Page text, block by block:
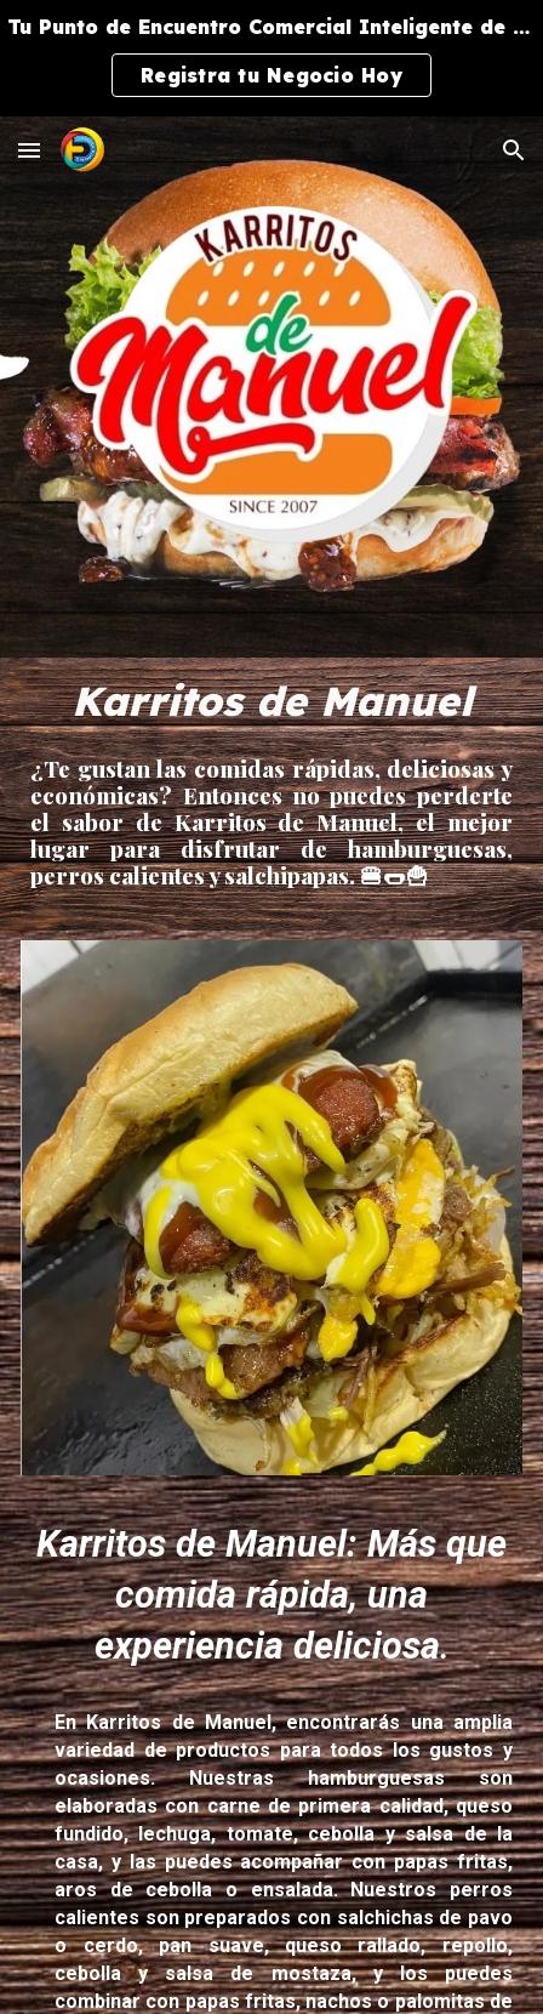
Skip to navigation
Tu Punto de Encuentro Comercial Inteligente de Negocios y Servicios
Registra tu Negocio Hoy
Karritos de Manuel
¿Te gustan las comidas rápidas, deliciosas y
económicas? Entonces no puedes perderte
el sabor de Karritos de Manuel, el mejor
lugar para disfrutar de hamburguesas,
perros calientes y salchipapas. 🍔🌭🍟
Karritos de Manuel: Más que
comida rápida, una
experiencia deliciosa.
En Karritos de Manuel, encontrarás una amplia
variedad de productos para todos los gustos y
ocasiones. Nuestras hamburguesas son
elaboradas con carne de primera calidad, queso
fundido, lechuga, tomate, cebolla y salsa de la
casa, y las puedes acompañar con papas fritas,
aros de cebolla o ensalada. Nuestros perros
calientes son preparados con salchichas de pavo
o cerdo, pan suave, queso rallado, repollo,
cebolla y salsa de mostaza, y los puedes
combinar con papas fritas, nachos o palomitas de